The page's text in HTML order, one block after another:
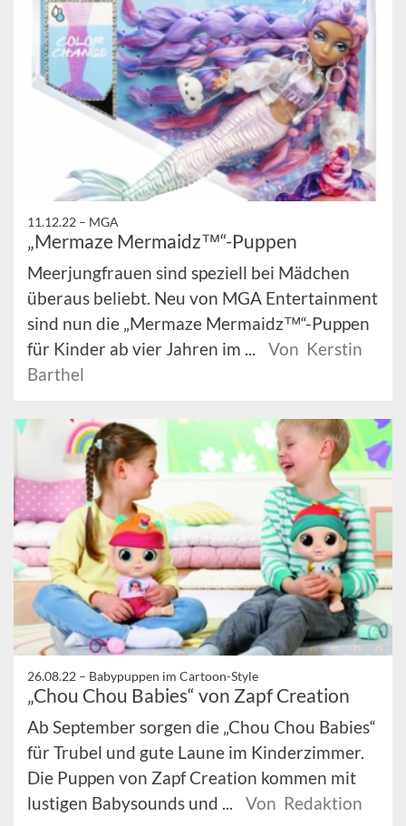
11.12.22 – MGA
„Mermaze Mermaidz™“-Puppen
Meerjungfrauen sind speziell bei Mädchen
überaus beliebt. Neu von MGA Entertainment
sind nun die „Mermaze Mermaidz™“-Puppen
für Kinder ab vier Jahren im ...
Von Kerstin
Barthel
26.08.22 – Babypuppen im Cartoon-Style
„Chou Chou Babies“ von Zapf Creation
Ab September sorgen die „Chou Chou Babies“
für Trubel und gute Laune im Kinderzimmer.
Die Puppen von Zapf Creation kommen mit
lustigen Babysounds und ...
Von Redaktion